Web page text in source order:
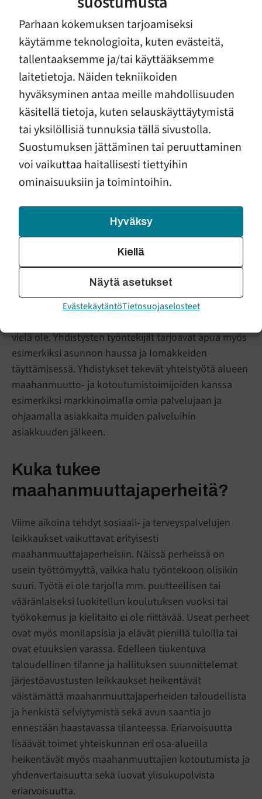
Parhaan kokemuksen tarjoamiseksi
käytämme teknologioita, kuten evästeitä,
tallentaaksemme ja/tai käyttääksemme
laitetietoja. Näiden tekniikoiden
hyväksyminen antaa meille mahdollisuuden
käsitellä tietoja, kuten selauskäyttäytymistä
tai yksilöllisiä tunnuksia tällä sivustolla.
Suostumuksen jättäminen tai peruuttaminen
voi vaikuttaa haitallisesti tiettyihin
ominaisuuksiin ja toimintoihin.
Hyväksy
Kiellä
Näytä asetukset
EvästekäytäntöTietosuojaselosteet
Kulttuurisensitiivistä työtä
Ensi- ja turvakotien liiton palveluissa huomioidaan
maahanmuuttajataustaisten asiakkaiden aiemmat,
traumaattisetkin kokemukset sekä kieli ja työtä
tehdään asiakkaiden kulttuuria kunnioittaen.
Kulttuurisensitiivisen työotteen lisäksi huomioidaan
asiakkaiden yksilölliset tarpeet mahdollisuuksien
mukaan. Erilaisen kulttuurin ja kielen haasteiden
lisäksi maahanmuuttajataustaisten voi olla vaikea
luottaa avuntarjoajiin, jos viranomaiskokemukset
Luottamussuhteen rakentamiseen ja tavoitteiden
yhteiseen sopimiseen ja ymmärtämiseen
käytetäänkin riittävästi aikaa.
Työntekijöiden kanssa käydyt keskustelut sekä heiltä
saatu tieto eri palveluista ja eduista on suureksi
hyödyksi erityisesti niille, joille suomalainen
vielä ole. Yhdistysten työntekijät tarjoavat apua myös
esimerkiksi asunnon haussa ja lomakkeiden
täyttämisessä. Yhdistykset tekevät yhteistyötä alueen
maahanmuutto- ja kotoutumistoimijoiden kanssa
esimerkiksi markkinoimalla omia palvelujaan ja
ohjaamalla asiakkaita muiden palveluihin
asiakkuuden jälkeen.
Kuka tukee
maahanmuuttajaperheitä?
Viime aikoina tehdyt sosiaali- ja terveyspalvelujen
leikkaukset vaikuttavat erityisesti
maahanmuuttajaperheisiin. Näissä perheissä on
usein työttömyyttä, vaikka halu työntekoon olisikin
suuri. Työtä ei ole tarjolla mm. puutteellisen tai
vääränlaiseksi luokitellun koulutuksen vuoksi tai
työkokemus ja kielitaito ei ole riittävää. Useat perheet
ovat myös monilapsisia ja elävät pienillä tuloilla tai
ovat etuuksien varassa. Edelleen tiukentuva
taloudellinen tilanne ja hallituksen suunnittelemat
järjestöavustusten leikkaukset heikentävät
väistämättä maahanmuuttajaperheiden taloudellista
ja henkistä selviytymistä sekä avun saantia jo
ennestään haastavassa tilanteessa. Eriarvoisuutta
lisäävät toimet yhteiskunnan eri osa-alueilla
heikentävät myös maahanmuuttajien kotoutumista ja
yhdenvertaisuutta sekä luovat ylisukupolvista
eriarvoisuutta.